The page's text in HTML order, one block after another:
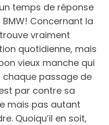
temps de réponse
Concernant la
vraiment
quotidienne, mais
vieux manche qui
passage de
par contre sa
mais pas autant
Quoiqu’il en soit,